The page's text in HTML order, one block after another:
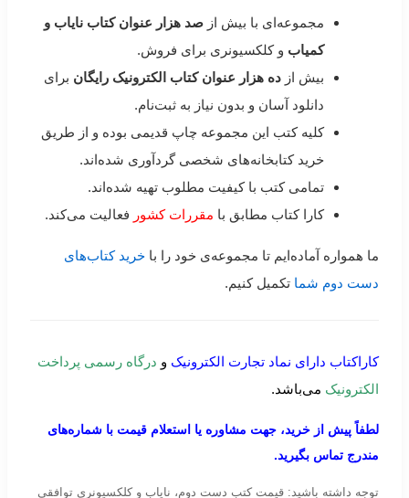
مجموعه‌ای با بیش از صد هزار عنوان کتاب نایاب و
کمیاب و کلکسیونری برای فروش.
بیش از ده هزار عنوان کتاب الکترونیک رایگان برای
دانلود آسان و بدون نیاز به ثبت‌نام.
کلیه کتب این مجموعه چاپ قدیمی بوده و از طریق
خرید کتابخانه‌های شخصی گردآوری شده‌اند.
تمامی کتب با کیفیت مطلوب تهیه شده‌اند.
کارا کتاب مطابق با مقررات کشور فعالیت می‌کند.
ما همواره آماده‌ایم تا مجموعه‌ی خود را با خرید کتاب‌های
دست دوم شما تکمیل کنیم.
کاراکتاب دارای نماد تجارت الکترونیک و درگاه رسمی پرداخت
الکترونیک می‌باشد.
لطفاً پیش از خرید، جهت مشاوره یا استعلام قیمت با شماره‌های
مندرج تماس بگیرید.
توجه داشته باشید: قیمت کتب دست دوم، نایاب و کلکسیونری توافقی